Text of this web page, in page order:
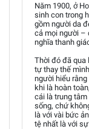
Năm 1900, ở
sinh con trong
gồm người da
cả mọi người –
nghĩa thanh
Thời đó đã qua
tự thay thế
người hiểu
khi là hoàn
cái là trung
sống, chứ
là với vài bức
tệ nhất là với